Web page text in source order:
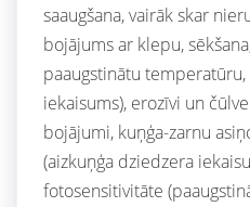
saaugšana, vairāk skar
bojājums ar klepu,
paaugstinātu temperatūru,
iekaisums), erozīvi un
bojājumi, kuņģa-zarnu
(aizkuņģa dziedzera
fotosensitivitāte